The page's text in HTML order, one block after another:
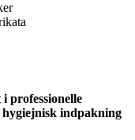
professionelle
indpakning